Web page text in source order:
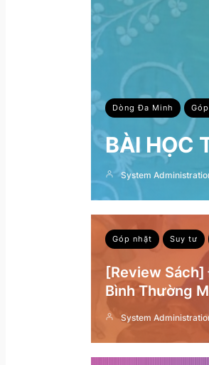
Dòng Đa Minh
BÀI HỌC
System
Góp nhặt Suy tư
[Review
Bình Thường
System